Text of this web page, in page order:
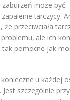
zaburzeń może być
tarczycy.
że przeciwciała
ale ich
tak pomocne jak
u każdej
Jest szczególnie